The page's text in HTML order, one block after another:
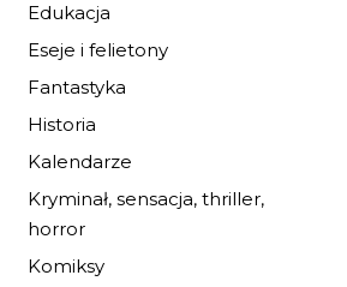
Edukacja
Eseje i felietony
Fantastyka
Historia
Kalendarze
Kryminał, sensacja, thriller,
horror
Komiksy